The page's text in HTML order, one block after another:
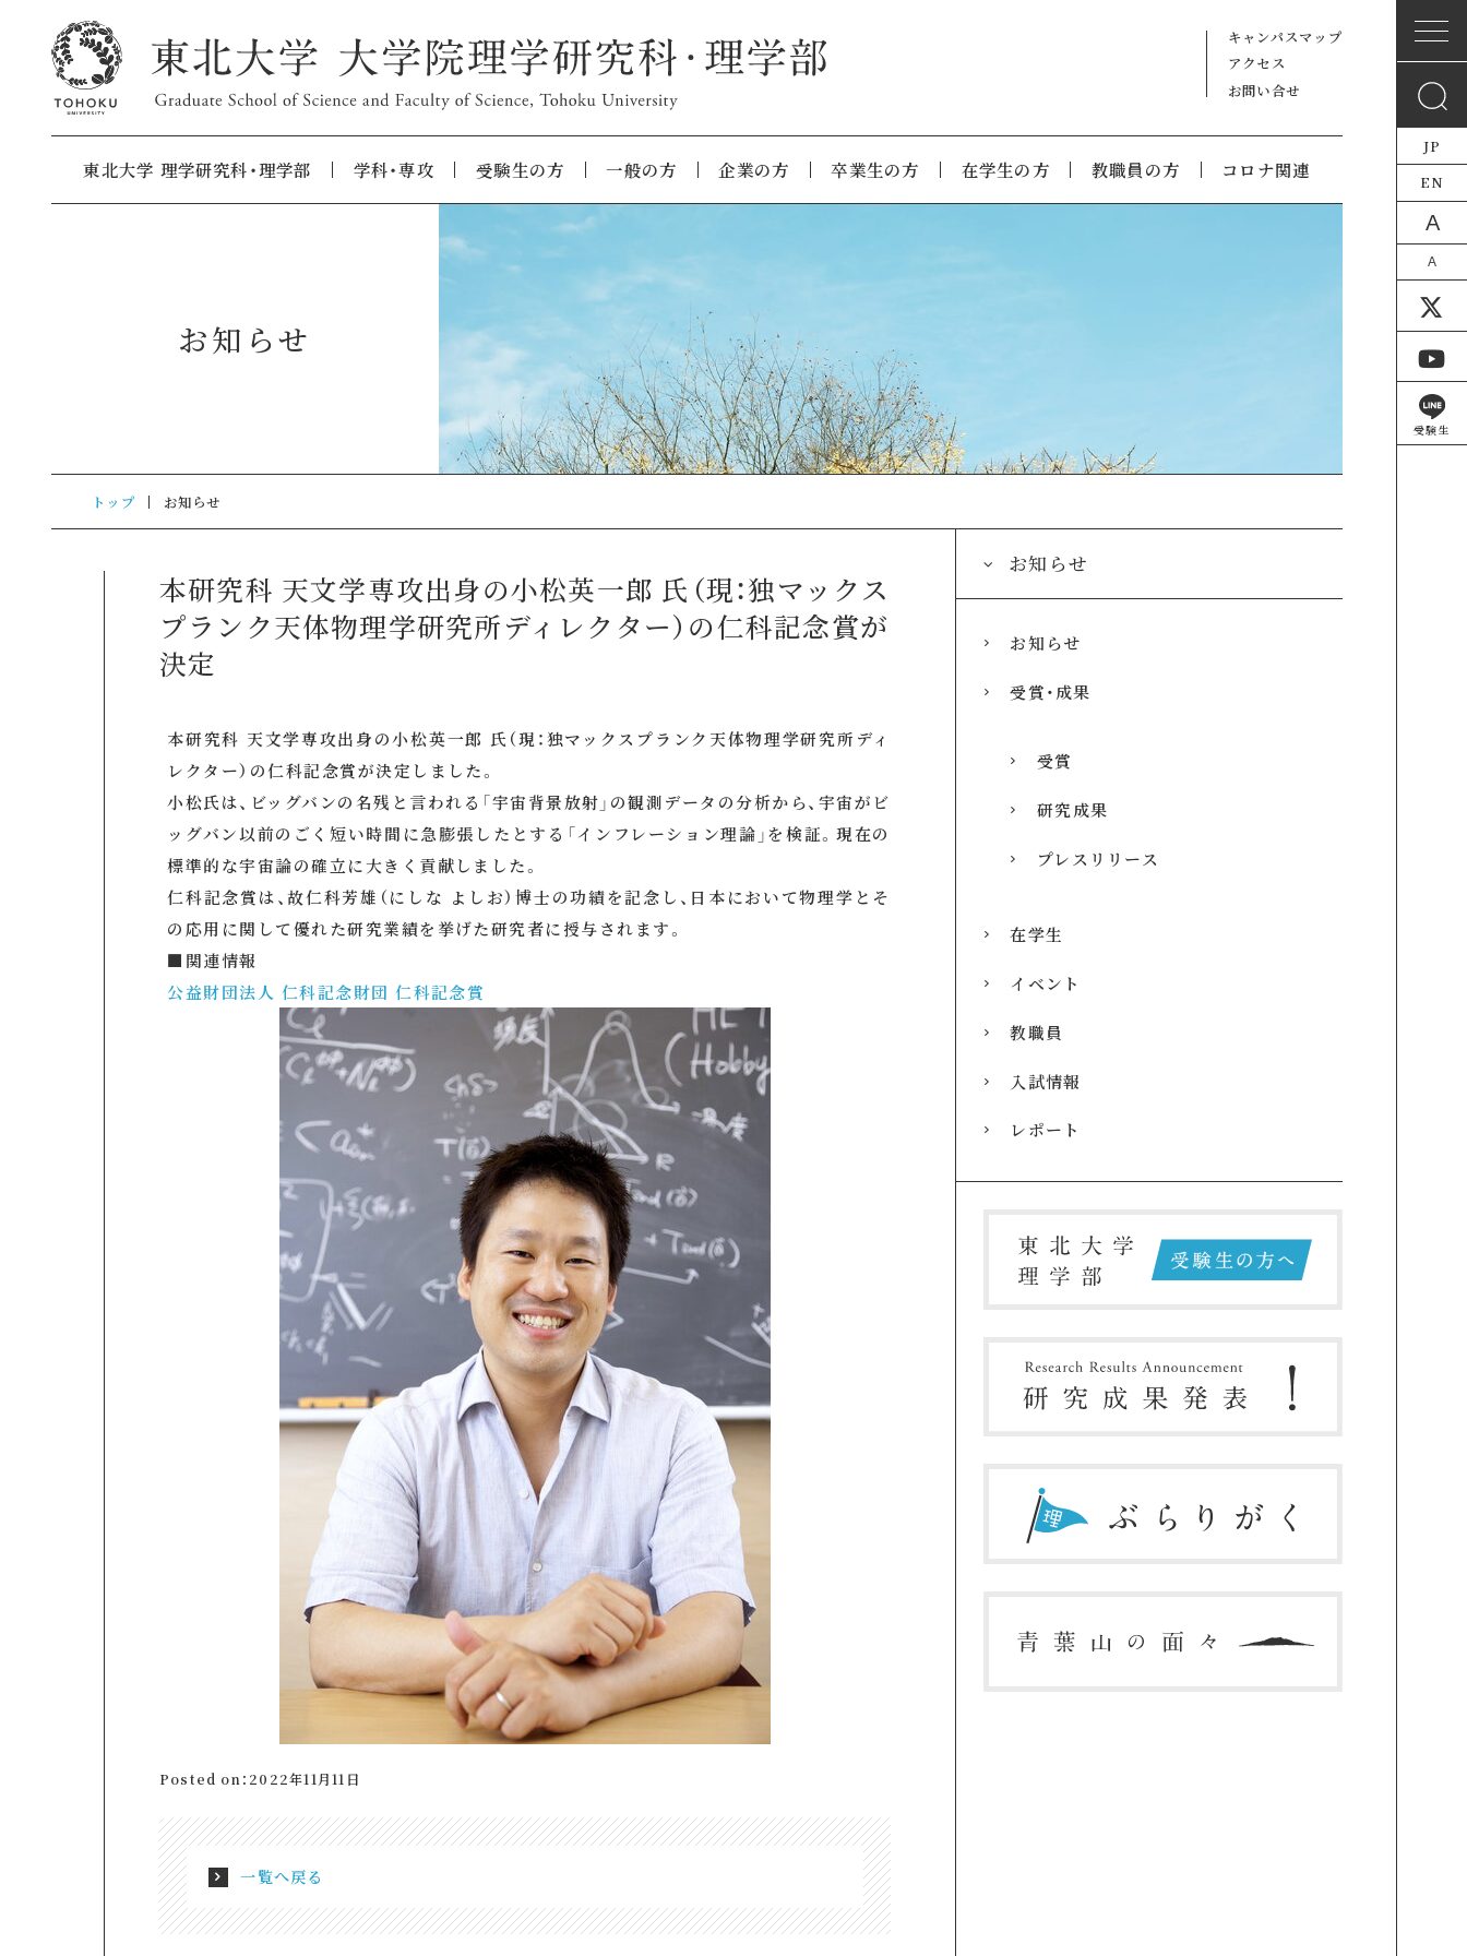
キャンパスマップ
アクセス
お問い合せ
東北大学 理学研究科・理学部 学科・専攻 受験生の方 一般の方 企業の方 卒業生の方 在学生の方 教職員の方 コロナ関連
お知らせ
トップ お知らせ
本研究科 天文学専攻出身の小松英一郎 氏（現：独マックス
プランク天体物理学研究所ディレクター）の仁科記念賞が
決定
本研究科 天文学専攻出身の小松英一郎 氏（現：独マックスプランク天体物理学研究所ディ
レクター）の仁科記念賞が決定しました。
小松氏は、ビッグバンの名残と言われる「宇宙背景放射」の観測データの分析から、宇宙がビ
ッグバン以前のごく短い時間に急膨張したとする「インフレーション理論」を検証。現在の
標準的な宇宙論の確立に大きく貢献しました。
仁科記念賞は、故仁科芳雄（にしな よしお）博士の功績を記念し、日本において物理学とそ
の応用に関して優れた研究業績を挙げた研究者に授与されます。
■関連情報
公益財団法人 仁科記念財団 仁科記念賞
Posted on：2022年11月11日
一覧へ戻る
お知らせ
お知らせ
受賞・成果
受賞
研究成果
プレスリリース
在学生
イベント
教職員
入試情報
レポート
JP
EN
A
A
受験生